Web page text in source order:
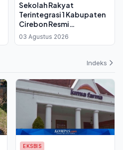
Sekolah Rakyat
Terintegrasi 1 Kabupaten
Cirebon Resmi
Diluncurkan, Bupati: Anak
Kurang Mampu Punya
03 Agustus 2026
Indeks
EKSBIS